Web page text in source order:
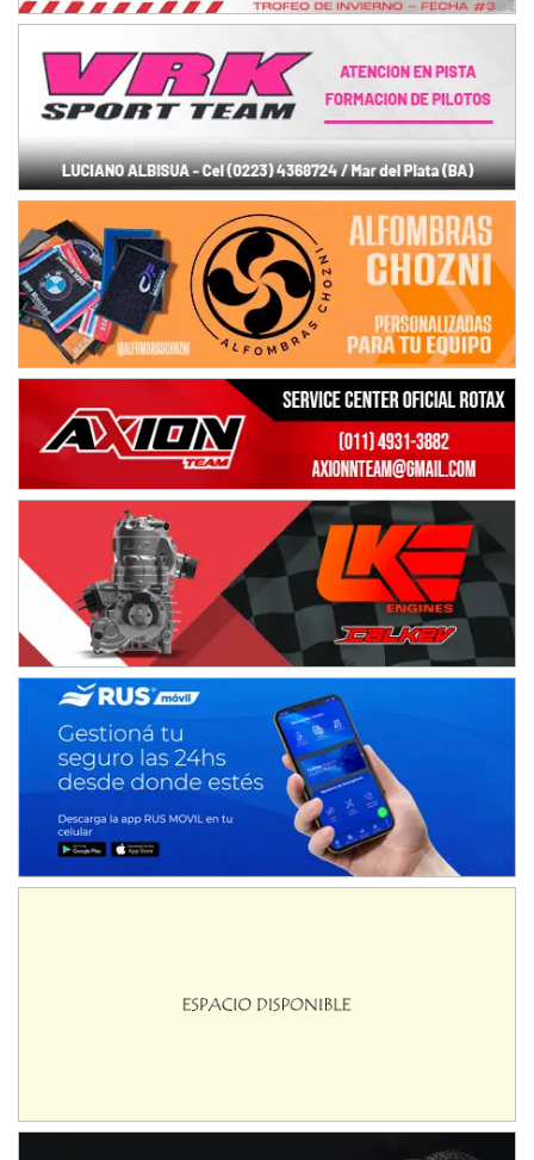
KDO - F6
Trenque Lauquen (Buenos Aires)
ENTRERRIANO - F6 (POSTERGADA)
Parque de la Velocidad (Asfalto)
Villaguay (Entre Ríos)
VICTORIENSE - F7
Victoria (Entre Ríos)
PATAGONICO - F6
Moto Club Reginense (Tierra)
Gral. E. Godoy (Río Negro)
CSK - F7
Humboldt (Santa Fe)
NORESTE SANTAFESINO - F6
Ciudad de Avellaneda (Asfalto)
Avellaneda (Santa Fe)
SUR SANTAFESINO - F4
José Samuel Sánchez (Tierra)
Rufino (Santa Fe)
TUCUMANO - F5
Juan Navarro (Asfalto)
El Timbó (Tucumán)